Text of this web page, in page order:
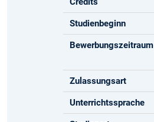
Studienbeginn
Bewerbungszeitraum
Zulassungsart
Unterrichtssprache